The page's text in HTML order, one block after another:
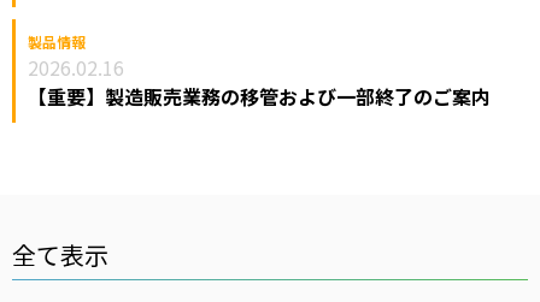
バイオ機器
高気圧酸素療法（HBOT）
医療用ガス
製品情報
2026.02.16
【重要】製造販売業務の移管および一部終了のご案内
全て表示